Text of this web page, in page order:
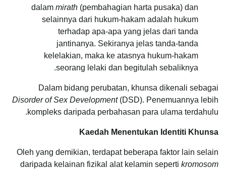
dalam mirath (pembahagian harta pusaka) dan
selainnya dari hukum-hakam adalah hukum
terhadap apa-apa yang jelas dari tanda
jantinanya. Sekiranya jelas tanda-tanda
kelelakian, maka ke atasnya hukum-hakam
seorang lelaki dan begitulah sebaliknya.
Dalam bidang perubatan, khunsa dikenali sebagai
Disorder of Sex Development(DSD). Penemuannya lebih
kompleks daripada perbahasan para ulama terdahulu.
Kaedah Menentukan Identiti Khunsa
Oleh yang demikian, terdapat beberapa faktor lain selain
daripada kelainan fizikal alat kelamin seperti kromosom